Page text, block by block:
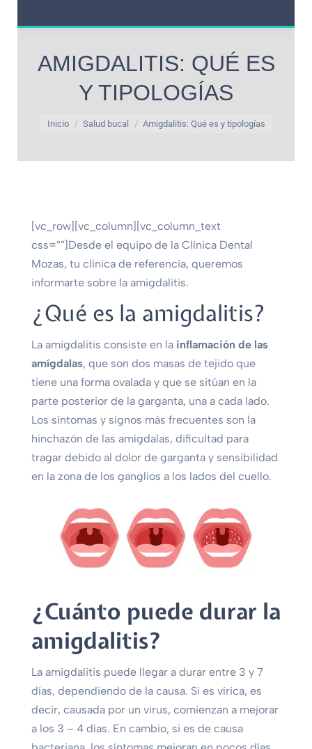
AMIGDALITIS: QUÉ ES
Y TIPOLOGÍAS
Estás aquí:
Inicio Salud bucal Amigdalitis: Qué es y tipologías
[vc_row][vc_column][vc_column_text
css=””] Desde el equipo de la Clínica Dental
Mozas, tu clínica de referencia, queremos
informarte sobre la amigdalitis.
¿Qué es la amigdalitis?
La amigdalitis consiste en la inflamación de las
amígdalas, que son dos masas de tejido que
tiene una forma ovalada y que se sitúan en la
parte posterior de la garganta, una a cada lado.
Los síntomas y signos más frecuentes son la
hinchazón de las amígdalas, dificultad para
tragar debido al dolor de garganta y sensibilidad
en la zona de los ganglios a los lados del cuello.
¿Cuánto puede durar la
amigdalitis?
La amigdalitis puede llegar a durar entre 3 y 7
días, dependiendo de la causa. Si es vírica, es
decir, causada por un virus, comienzan a mejorar
a los 3 – 4 días. En cambio, si es de causa